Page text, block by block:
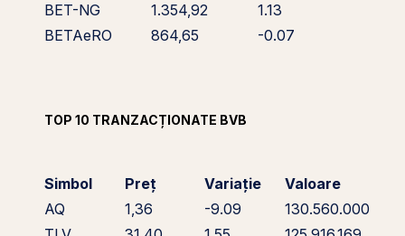
BET-NG
1.354,92
1.13
BETAeRO
864,65 -0.07
TOP 10 TRANZACȚIONATE BVB
Simbol Preț Variație
Valoare
AQ
1,36 -9.09
130.560.000